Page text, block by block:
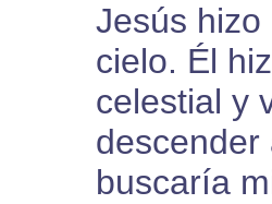
Jesús
cielo. Él
celestial y
descender
buscaría